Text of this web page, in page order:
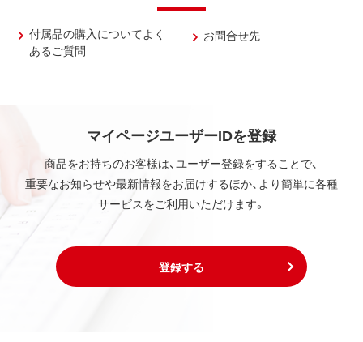
付属品の購入についてよく
あるご質問
お問合せ先
マイページユーザーIDを登録
商品をお持ちのお客様は、ユーザー登録をすることで、
重要なお知らせや最新情報をお届けするほか、より簡単に各種
サービスをご利用いただけます。
登録する